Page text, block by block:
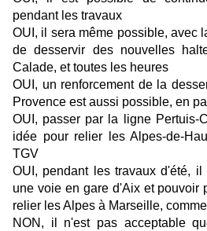
pendant les travaux
OUI, il sera même possible, avec
de desservir des nouvelles
Calade, et toutes les heures
OUI, un renforcement de la
Provence est aussi possible, en
OUI, passer par la ligne Pertuis-
idée pour relier les Alpes-de-
TGV
OUI, pendant les travaux d'été,
une voie en gare d'Aix et pouvoir
relier les Alpes à Marseille,
NON, il n'est pas acceptable